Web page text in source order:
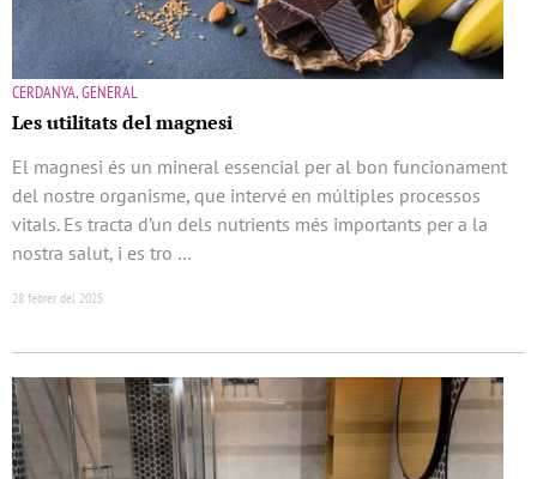
CERDANYA, GENERAL
Les utilitats del magnesi
El magnesi és un mineral essencial per al bon funcionament
del nostre organisme, que intervé en múltiples processos
vitals. Es tracta d’un dels nutrients més importants per a la
nostra salut, i es tro …
28 febrer del 2025